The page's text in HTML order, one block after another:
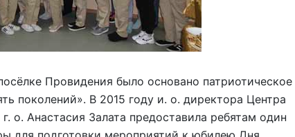
Провидения было основано патриотическое
поколений». В 2015 году и. о. директора Центра
о. Анастасия Залата предоставила ребятам один